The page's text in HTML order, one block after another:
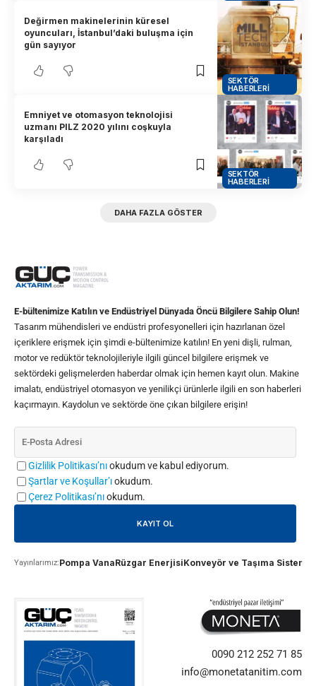
SEKTÖR
HABERLERI
Değirmen makinelerinin küresel
oyuncuları, İstanbul’daki buluşma için
gün sayıyor
SEKTÖR
HABERLERI
Emniyet ve otomasyon teknolojisi
uzmanı PILZ 2020 yılını coşkuyla
karşıladı
DAHA FAZLA GÖSTER
E-bültenimize Katılın ve Endüstriyel Dünyada Öncü Bilgilere Sahip Olun!
Tasarım mühendisleri ve endüstri profesyonelleri için hazırlanan özel
içeriklere erişmek için şimdi e-bültenimize katılın! En yeni dişli, rulman,
motor ve redüktör teknolojileriyle ilgili güncel bilgilere erişmek ve
sektördeki gelişmelerden haberdar olmak için hemen kayıt olun. Makine
imalatı, endüstriyel otomasyon ve yenilikçi ürünlerle ilgili en son haberleri
kaçırmayın. Kaydolun ve sektörde öne çıkan bilgilere erişin!
Gizlilik Politikası’nıokudum ve kabul ediyorum.
Şartlar ve Koşullar’ıokudum.
Çerez Politikası’nıokudum.
Yayınlarımız:Pompa VanaRüzgar EnerjisiKonveyör ve Taşıma
0090 212 252 71 85
info@monetatanitim.com